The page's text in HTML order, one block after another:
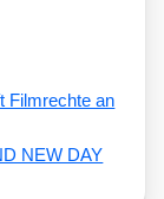
Filmrechte an
NEW DAY